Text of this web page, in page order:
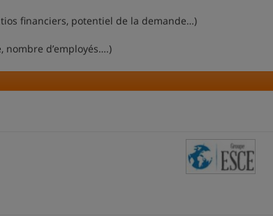
financiers, potentiel de la demande…)
nombre d’employés….)